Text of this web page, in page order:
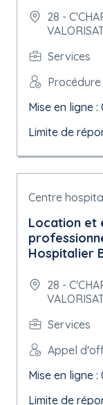
28 -
Services
Mise en ligne
Limite de
Centre
Location et
Hospitalier
28 -
Services
Appel
Mise en ligne
Limite de